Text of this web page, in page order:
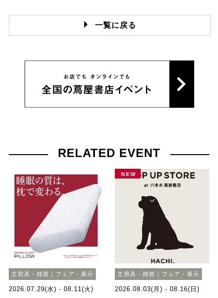
一覧に戻る
RELATED EVENT
文房具・雑貨｜フェア・展示
2026.07.29(水) - 08.11(火)
NEW
文房具・雑貨｜フェア・展示
2026.08.03(月) - 08.16(日)